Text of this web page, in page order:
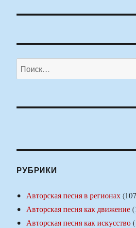
Искать:
РУБРИКИ
Авторская песня в регионах
Авторская песня как движение
Авторская песня как искусство